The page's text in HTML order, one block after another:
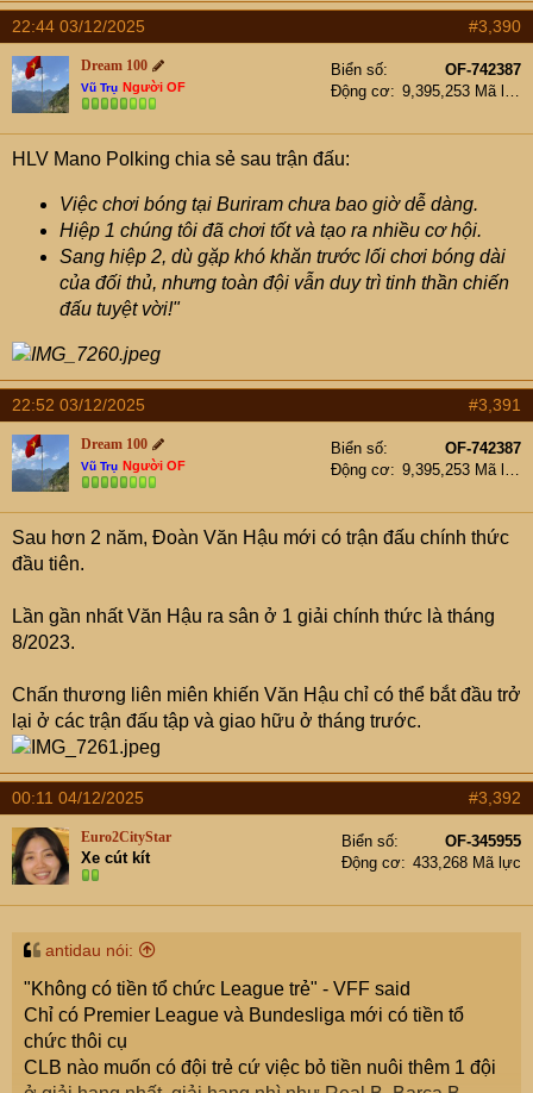
22:44 03/12/2025 #3,390
Dream 100
Vũ Trụ Người OF
Biển số
OF-742387
Động cơ
9,395,253 Mã lực
HLV Mano Polking chia sẻ sau trận đấu:
Việc chơi bóng tại Buriram chưa bao giờ dễ dàng.
Hiệp 1 chúng tôi đã chơi tốt và tạo ra nhiều cơ hội.
Sang hiệp 2, dù gặp khó khăn trước lối chơi bóng dài
của đối thủ, nhưng toàn đội vẫn duy trì tinh thần chiến
đấu tuyệt vời!"
22:52 03/12/2025 #3,391
Dream 100
Vũ Trụ Người OF
Biển số
OF-742387
Động cơ
9,395,253 Mã lực
Sau hơn 2 năm, Đoàn Văn Hậu mới có trận đấu chính thức
đầu tiên.
Lần gần nhất Văn Hậu ra sân ở 1 giải chính thức là tháng
8/2023.
Chấn thương liên miên khiến Văn Hậu chỉ có thể bắt đầu trở
lại ở các trận đấu tập và giao hữu ở tháng trước.
00:11 04/12/2025 #3,392
Euro2CityStar
Xe cút kít
Biển số
OF-345955
Động cơ
433,268 Mã lực
antidau nói:
"Không có tiền tổ chức League trẻ" - VFF said
Chỉ có Premier League và Bundesliga mới có tiền tổ
chức thôi cụ
CLB nào muốn có đội trẻ cứ việc bỏ tiền nuôi thêm 1 đội